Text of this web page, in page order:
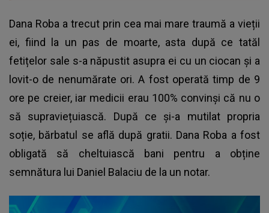
Dana Roba a trecut prin cea mai mare traumă a vieții
ei, fiind la un pas de moarte, asta după ce tatăl
fetițelor sale s-a năpustit asupra ei cu un ciocan și a
lovit-o de nenumărate ori. A fost operată timp de 9
ore pe creier, iar medicii erau 100% convinși că nu o
să supraviețuiască. După ce și-a mutilat propria
soție, bărbatul se află după gratii. Dana Roba a fost
obligată să cheltuiască bani pentru a obține
semnătura lui Daniel Balaciu de la un notar.